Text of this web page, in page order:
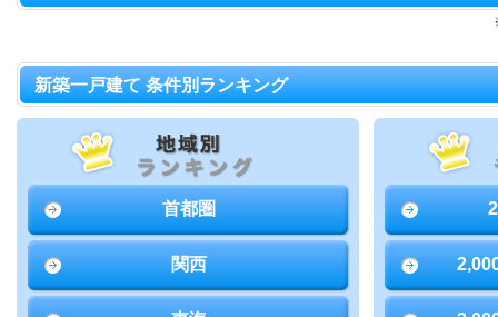
新築一戸建て 条件別ランキング
首都圏
関西